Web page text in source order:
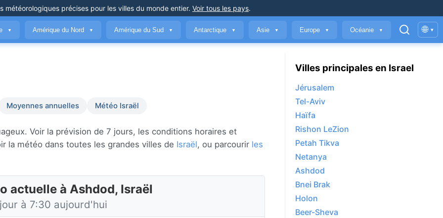
météorologiques précises pour les villes du monde entier. Voir tous les pays.
▼ Amérique du Nord ▼ Amérique du Sud ▼ Antarctique ▼ Asie ▼ Europe ▼ Océanie ▼ 🌐 ▾
Moyennes annuelles Météo Israël
Voir la prévision de 7 jours, les conditions horaires et
la météo dans toutes les grandes villes de Israël, ou parcourir les
actuelle à Ashdod, Israël
à 7:30 aujourd'hui
Villes principales en Israel
Jérusalem
Tel-Aviv
Haïfa
Rishon LeZion
Petah Tikva
Netanya
Ashdod
Bnei Brak
Holon
Beer-Sheva